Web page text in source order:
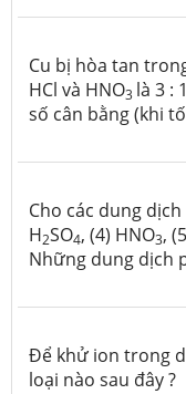
Cu bị hòa tan
HCl và HNO3 là 3 :
số cân bằng (khi
Cho các dung dịch
H2SO4, (4) HNO3,
Những dung dịch
Để khử ion trong
loại nào sau đây ?